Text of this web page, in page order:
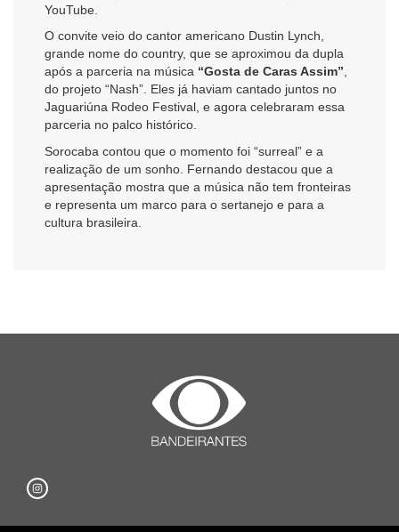
YouTube.
O convite veio do cantor americano Dustin Lynch,
grande nome do country, que se aproximou da dupla
após a parceria na música “Gosta de Caras Assim”
do projeto “Nash”. Eles já haviam cantado juntos no
Jaguariúna Rodeo Festival, e agora celebraram essa
parceria no palco histórico.
Sorocaba contou que o momento foi “surreal” e a
realização de um sonho. Fernando destacou que a
apresentação mostra que a música não tem fronteiras
e representa um marco para o sertanejo e para a
cultura brasileira.